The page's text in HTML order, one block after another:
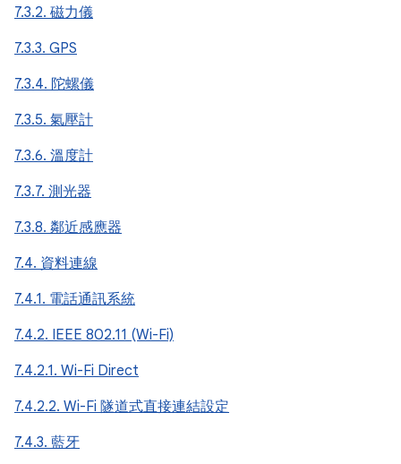
7.3.2. 磁力儀
7.3.3. GPS
7.3.4. 陀螺儀
7.3.5. 氣壓計
7.3.6. 溫度計
7.3.7. 測光器
7.3.8. 鄰近感應器
7.4. 資料連線
7.4.1. 電話通訊系統
7.4.2. IEEE 802.11 (Wi-Fi)
7.4.2.1. Wi-Fi Direct
7.4.2.2. Wi-Fi 隧道式直接連結設定
7.4.3. 藍牙